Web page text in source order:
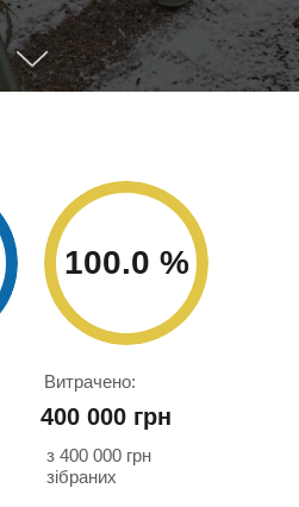
Витрачено:
100.0 %
400 000 грн
з 400 000 грн
зібраних